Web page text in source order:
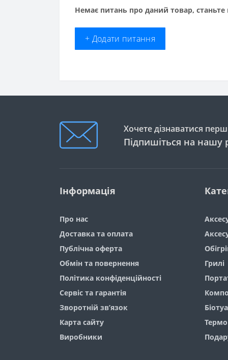
Немає питань про даний товар,
+ Додати питання
Хочете дізнаватися
Підпишіться на нашу
Інформація
Про нас
Доставка та оплата
Публічна оферта
Обмін та повернення
Політика конфіденційності
Сервіс та гарантія
Зворотній зв’язок
Карта сайту
Виробники
Грилі